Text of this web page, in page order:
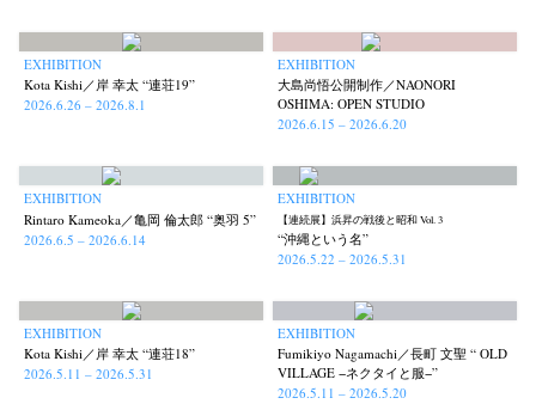
EXHIBITION
Kota Kishi／岸 幸太 “連荘19”
2026.6.26 – 2026.8.1
EXHIBITION
大島尚悟公開制作／NAONORI
OSHIMA: OPEN STUDIO
2026.6.15 – 2026.6.20
EXHIBITION
Rintaro Kameoka／亀岡 倫太郎 “奥羽 5”
2026.6.5 – 2026.6.14
EXHIBITION
【連続展】浜昇の戦後と昭和 Vol. 3
“沖縄という名”
2026.5.22 – 2026.5.31
EXHIBITION
Kota Kishi／岸 幸太 “連荘18”
2026.5.11 – 2026.5.31
EXHIBITION
Fumikiyo Nagamachi／長町 文聖 “ OLD
VILLAGE −ネクタイと服−”
2026.5.11 – 2026.5.20